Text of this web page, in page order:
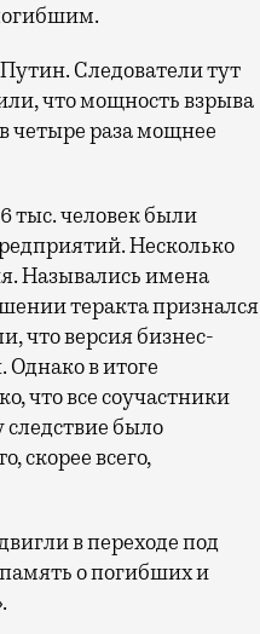
Следователи тут
что мощность взрыва
четыре раза мощнее
тыс. человек были
Несколько
Назывались имена
теракта признался
что версия бизнес-
Однако в итоге
что все соучастники
следствие было
скорее всего,
в переходе под
о погибших и